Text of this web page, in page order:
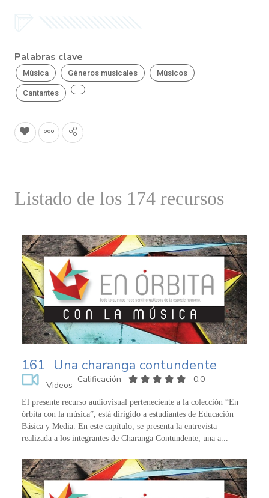
Palabras clave
Música Géneros musicales Músicos
Cantantes
Listado de los 174 recursos
161 Una charanga contundente
Videos
Calificación 0,0
El presente recurso audiovisual perteneciente a la colección “En
órbita con la música”, está dirigido a estudiantes de Educación
Básica y Media. En este capítulo, se presenta la entrevista
realizada a los integrantes de Charanga Contundente, una a...